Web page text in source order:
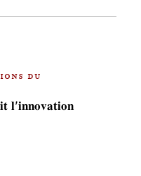
du
𝐥'𝐢𝐧𝐧𝐨𝐯𝐚𝐭𝐢𝐨𝐧